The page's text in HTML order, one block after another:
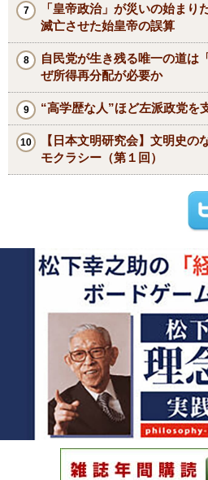
「皇帝政治」が災いの始まり
滅亡させた始皇帝の誤算
自民党が生き残る唯一の道
ぜ所得再分配が必要か
“高学歴な人”ほど左派政党を
【日本文明研究会】文明史の
モクラシー（第１回）